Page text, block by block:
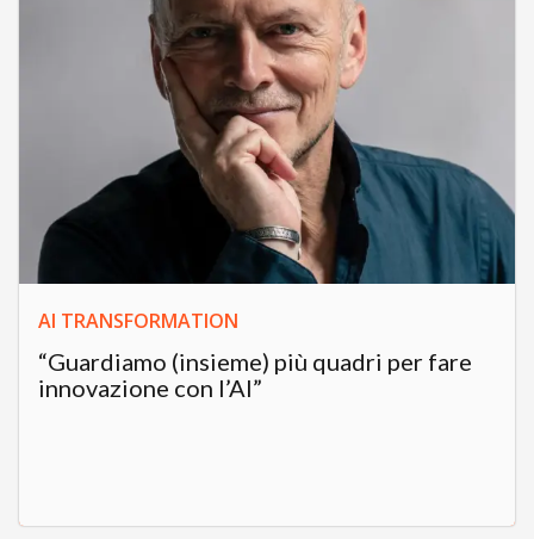
AI TRANSFORMATION
“Guardiamo (insieme) più quadri per fare
innovazione con l’AI”